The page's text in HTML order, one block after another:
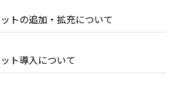
トの追加・拡充について
ト導入について